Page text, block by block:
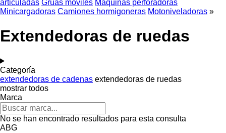
articuladas Grúas móviles Máquinas perforadoras
Minicargadoras Camiones hormigoneras Motoniveladoras »
Extendedoras de ruedas
Categoría
extendedoras de cadenas extendedoras de ruedas
mostrar todos
Marca
No se han encontrado resultados para esta consulta
ABG